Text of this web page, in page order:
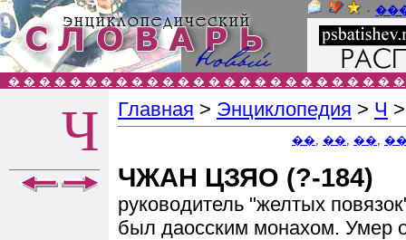
٠
� � � � � � � � � � � � � � � � � � � � � � � � � �
Ч Главная > Энциклопедия > Ч
��, ��, ��,
ЧЖАН ЦЗЯО (?-184)
руководитель "желтых
был даосским монахом. Умер